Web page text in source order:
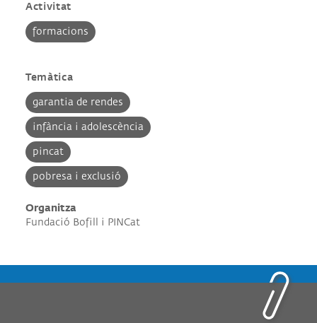
Activitat
formacions
Temàtica
garantia de rendes
infància i adolescència
pincat
pobresa i exclusió
Organitza
Fundació Bofill i PINCat